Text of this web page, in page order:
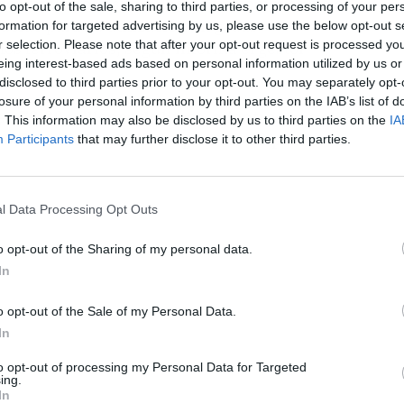
opt-out of the sale, sharing to third parties, or processing of your
for targeted advertising by us, please use the below opt-out
selection. Please note that after your opt-out request is processed
interest-based ads based on personal information utilized by us
to third parties prior to your opt-out. You may separately
of your personal information by third parties on the IAB’s list of
This information may also be disclosed by us to third parties on the
Participants that may further disclose it to other third parties.
Data Processing Opt Outs
opt-out of the Sharing of my personal data.
opt-out of the Sale of my Personal Data.
opt-out of processing my Personal Data for Targeted
para su utilización en grúas
ferroviarios, según informa el gestor
73,80 millones de litros, mientras que el
millones de litros para los 12 primeros